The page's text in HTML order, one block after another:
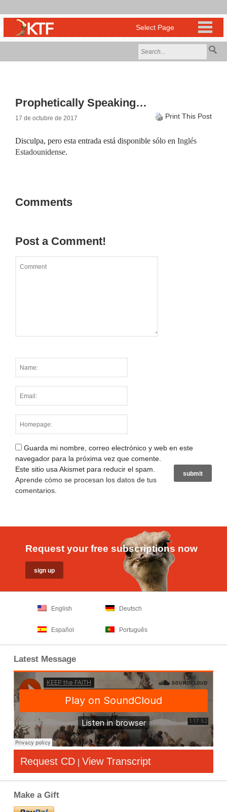
Prophetically Speaking…
17 de octubre de 2017 Print This Post
Disculpa, pero esta entrada está disponible sólo en Inglés
Estadounidense.
Comments
Post a Comment!
Guarda mi nombre, correo electrónico y web en este
navegador para la próxima vez que comente.
Este sitio usa Akismet para reducir el spam.
Aprende cómo se procesan los datos de tus
comentarios
Request your free subscriptions now
English Deutsch
Español Português
Latest Message
Request CD | View Transcript
Make a Gift